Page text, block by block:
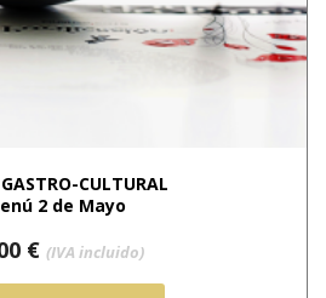
CULTURAL
2 de Mayo
€ (IVA incluido)